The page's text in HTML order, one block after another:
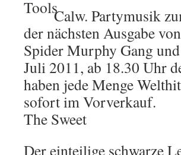
Calw. Partymusik
der nächsten Ausgabe
Spider Murphy Gang
Juli 2011, ab 18.30 Uhr
haben jede Menge
sofort im Vorverkauf.
The Sweet
Der einteilige schwarze